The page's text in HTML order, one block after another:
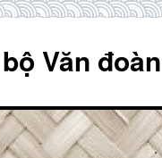
Văn